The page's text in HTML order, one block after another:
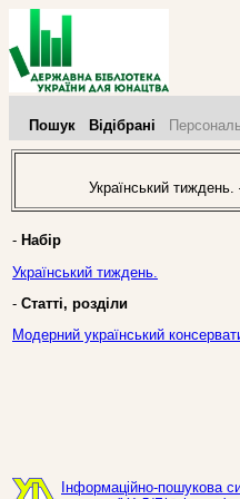
Пошук Відібрані
Український
- Набір
Український тиждень.
- Статті, розділи
Модерний український
Інформаційно-пошукова